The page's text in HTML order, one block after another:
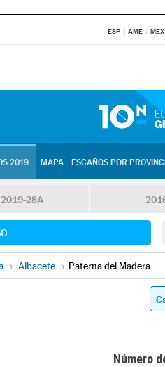
ESP AME MEX
2019 MAPA ESCAÑOS POR
2019-28A
» Albacete » Paterna del Madera
Número